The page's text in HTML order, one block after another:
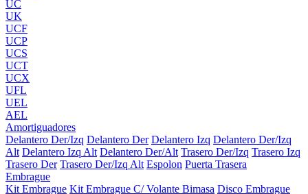
UC
UK
UCF
UCP
UCS
UCT
UCX
UFL
UEL
AEL
Amortiguadores
Delantero Der/Izq Delantero Der Delantero Izq Delantero Der/Izq
Alt Delantero Izq Alt Delantero Der/Alt Trasero Der/Izq Trasero Izq
Trasero Der Trasero Der/Izq Alt Espolon Puerta Trasera
Embrague
Kit Embrague Kit Embrague C/ Volante Bimasa Disco Embrague